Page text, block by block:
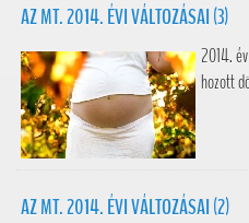
AZ MT. 2014. ÉVI VÁLTOZÁSAI (3)
2014.
hozott
AZ MT. 2014. ÉVI VÁLTOZÁSAI (2)